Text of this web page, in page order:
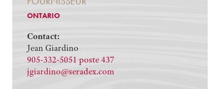
ONTARIO
Contact:
Jean Giardino
905-332-5051 poste 437
jgiardino@seradex.com